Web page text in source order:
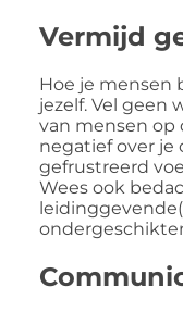
Vermijd
Hoe je mensen
jezelf. Vel geen
van mensen op
negatief over je
gefrustreerd
Wees ook